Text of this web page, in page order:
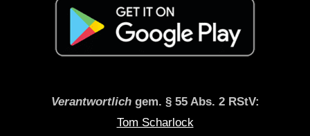
Verantwortlichgem. § 55 Abs. 2 RStV:
Tom Scharlock